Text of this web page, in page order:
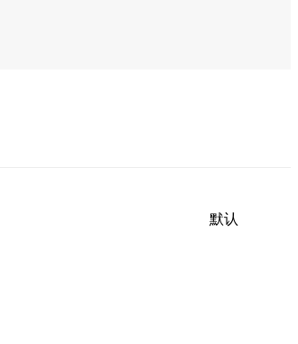
默认